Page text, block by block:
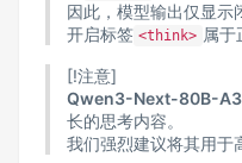
因此，模型输出仅显示
开启标签 <think> 属于
[!注意]
Qwen3-Next-80B-
长的思考内容。
我们强烈建议将其用于